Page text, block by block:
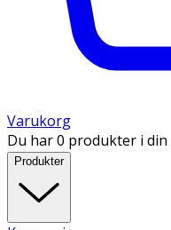
Varukorg
Du har 0 produkter i
Produkter